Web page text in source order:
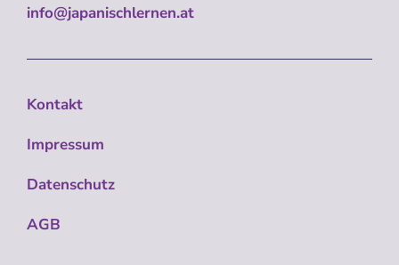
info@japanischlernen.at
Kontakt
Impressum
Datenschutz
AGB